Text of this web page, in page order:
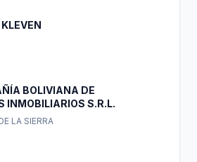
CARPINTERÍA KLEVEN
BOLIVIANA DE
INMOBILIARIOS S.R.L.
LA SIERRA